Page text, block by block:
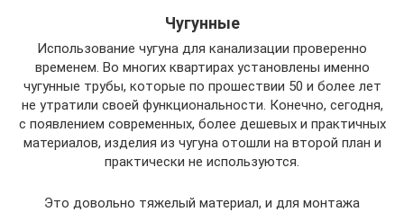
Чугунные
Использование чугуна для канализации проверенно
временем. Во многих квартирах установлены именно
чугунные трубы, которые по прошествии 50 и более лет
не утратили своей функциональности. Конечно, сегодня,
с появлением современных, более дешевых и практичных
материалов, изделия из чугуна отошли на второй план и
практически не используются.
Это довольно тяжелый материал, и для монтажа